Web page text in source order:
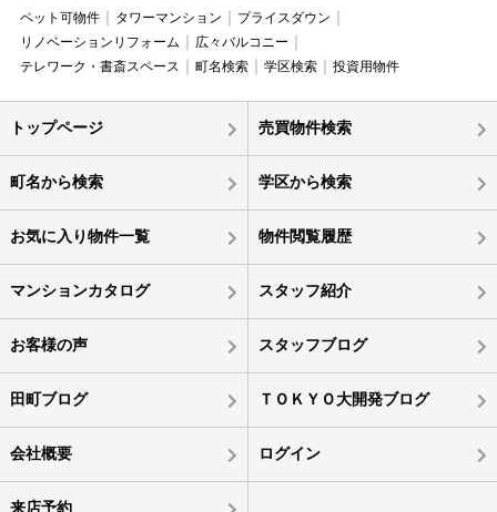
ペット可物件 タワーマンション
プライスダウン
リノベーションリフォーム
広々バルコニー
テレワーク・書斎スペース
町名検索 学区検索 投資用物件
トップページ 売買物件検索
町名から検索 学区から検索
お気に入り物件一覧 物件閲覧履歴
マンションカタログ スタッフ紹介
お客様の声 スタッフブログ
田町ブログ ＴＯＫＹＯ大開発ブログ
会社概要 ログイン
来店予約